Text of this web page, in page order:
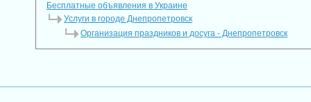
Бесплатные объявления в Украине
Услуги в городе Днепропетровск
Организация праздников и досуга - Днепропетровск